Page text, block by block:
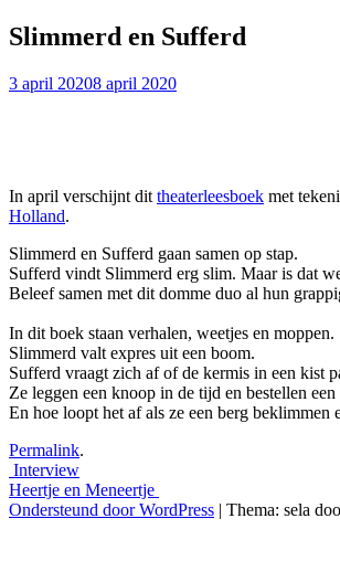
Slimmerd en Sufferd
3 april 20208 april 2020
In april verschijnt dit theaterleesboek met
Holland.
Slimmerd en Sufferd gaan samen op stap.
Sufferd vindt Slimmerd erg slim. Maar is dat
Beleef samen met dit domme duo al hun
In dit boek staan verhalen, weetjes en moppen.
Slimmerd valt expres uit een boom.
Sufferd vraagt zich af of de kermis in een kist
Ze leggen een knoop in de tijd en bestellen
En hoe loopt het af als ze een berg beklimmen
Permalink.
Berichtnavigatie
Interview
Heertje en Meneertje
Ondersteund door WordPress | Thema: sela